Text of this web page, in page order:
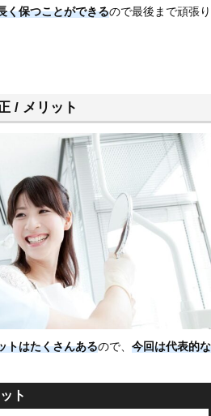
く保つことができるので最後まで頑張り
/ メリット
トはたくさんあるので、 今回は代表的な
ト